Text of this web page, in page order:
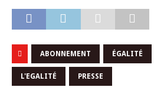
ABONNEMENT ÉGALITÉ
L'EGALITÉ PRESSE